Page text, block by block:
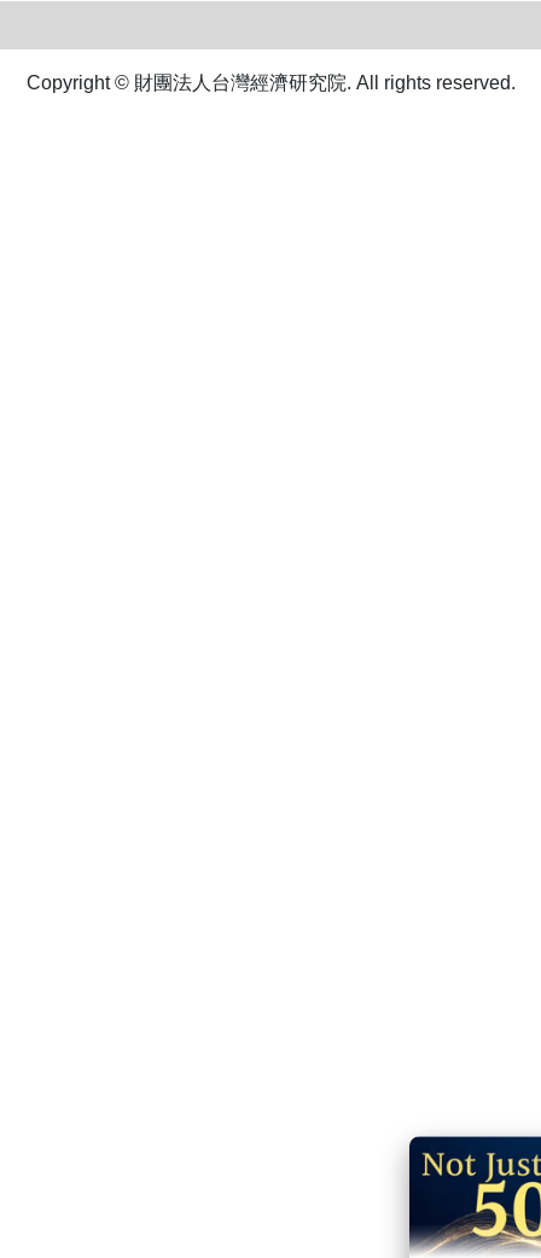
Copyright © 財團法人台灣經濟研究院. All rights reserved.